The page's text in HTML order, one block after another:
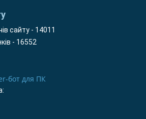
сайту - 14011
- 16552
бот для ПК